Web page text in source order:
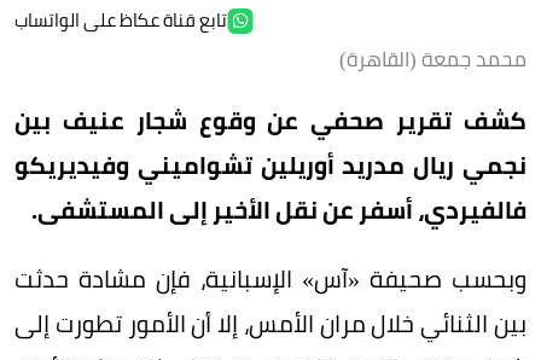
تابع قناة عكاظ على الواتساب
محمد جمعة (القاهرة)
كشف تقرير صحفي عن وقوع شجار عنيف بين
نجمي ريال مدريد أوريلين تشواميني وفيديريكو
فالفيردي، أسفر عن نقل الأخير إلى المستشفى.
وبحسب صحيفة «آس» الإسبانية، فإن مشادة حدثت
بين الثنائي خلال مران الأمس، إلا أن الأمور تطورت إلى